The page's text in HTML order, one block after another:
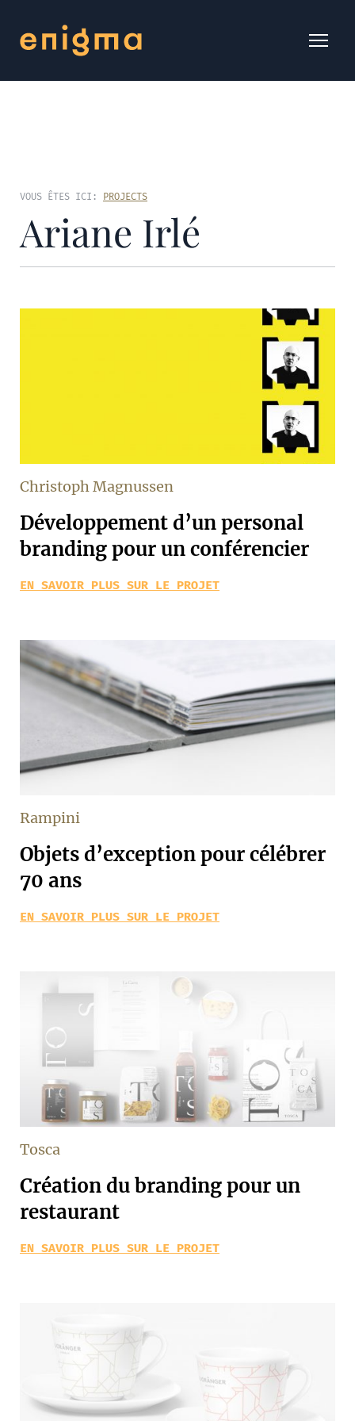
VOUS ÊTES ICI: PROJECTS
Ariane Irlé
Christoph Magnussen
Développement d’un personal
branding pour un conférencier
EN SAVOIR PLUS SUR LE PROJET
Rampini
Objets d’exception pour célébrer
70 ans
EN SAVOIR PLUS SUR LE PROJET
Tosca
Création du branding pour un
restaurant
EN SAVOIR PLUS SUR LE PROJET